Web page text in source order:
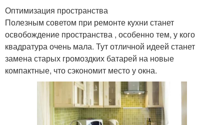
Оптимизация пространства
Полезным советом при ремонте кухни станет
освобождение пространства , особенно тем, у кого
квадратура очень мала. Тут отличной идеей станет
замена старых громоздких батарей на новые
компактные, что сэкономит место у окна.